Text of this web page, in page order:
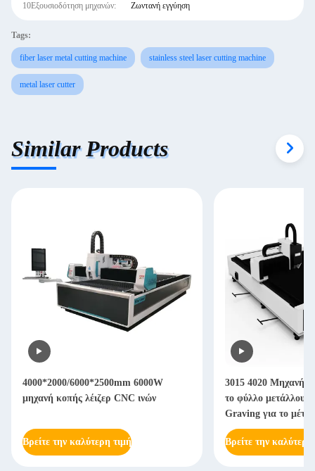
10Εξουσιοδότηση μηχανών: Ζωντανή εγγύηση
Tags:
fiber laser metal cutting machine stainless steel laser cutting machine
metal laser cutter
Similar Products
4000*2000/6000*2500mm 6000W
μηχανή κοπής λέιζερ CNC ινών
Βρείτε την καλύτερη τιμή
3015 4020 Μηχανή
το φύλλο μετάλλου
Graving για το
Βρείτε την καλύτερη